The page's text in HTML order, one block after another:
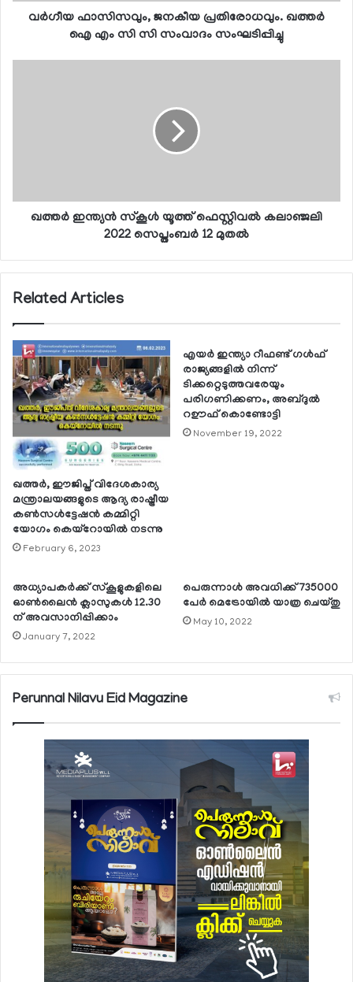
വര്‍ഗീയ ഫാസിസവും, ജനകീയ പ്രതിരോധവും. ഖത്തര്‍
ഐ എം സി സി സംവാദം സംഘടിപ്പിച്ചു
ഖത്തര്‍ ഇന്ത്യന്‍ സ്‌കൂള്‍ യൂത്ത് ഫെസ്റ്റിവല്‍ കലാഞ്ജലി
2022 സെപ്തംബര്‍ 12 മുതല്‍
Related Articles
ഖത്തര്‍, ഈജിപ്ത് വിദേശകാര്യ
മന്ത്രാലയങ്ങളുടെ ആദ്യ രാഷ്ട്രീയ
കണ്‍സള്‍ട്ടേഷന്‍ കമ്മിറ്റി
യോഗം കെയ്റോയില്‍ നടന്നു
February 6, 2023
എയര്‍ ഇന്ത്യാ റീഫണ്ട് ഗള്‍ഫ്
രാജ്യങ്ങളില്‍ നിന്ന്
ടിക്കറ്റെടുത്തവരേയും
പരിഗണിക്കണം, അബ്ദുല്‍
റഊഫ് കൊണ്ടോട്ടി
November 19, 2022
അധ്യാപകര്‍ക്ക് സ്‌കൂളുകളിലെ
ഓണ്‍ലൈന്‍ ക്ലാസുകള്‍ 12.30
ന് അവസാനിപ്പിക്കാം
January 7, 2022
പെരുന്നാള്‍ അവധിക്ക് 735000
പേര്‍ മെട്രോയില്‍ യാത്ര ചെയ്തു
May 10, 2022
Perunnal Nilavu Eid Magazine